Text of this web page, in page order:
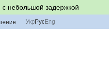
небольшой задержкой
Укр РусEng